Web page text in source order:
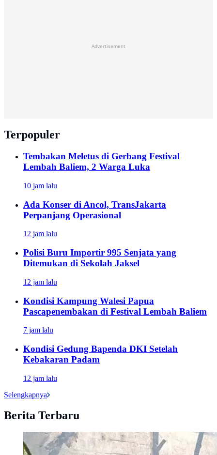
Advertisement
Terpopuler
Tembakan Meletus di Gerbang Festival
Lembah Baliem, 2 Warga Luka
10 jam lalu
Ada Konser di Ancol, TransJakarta
Perpanjang Operasional
12 jam lalu
Polisi Buru Importir 995 Senjata yang
Ditemukan di Sekolah Jaksel
12 jam lalu
Kondisi Kampung Walesi Papua
Pascapenembakan di Festival Lembah Baliem
7 jam lalu
Kondisi Gedung Bapenda DKI Setelah
Kebakaran Padam
12 jam lalu
Selengkapnya
Berita Terbaru